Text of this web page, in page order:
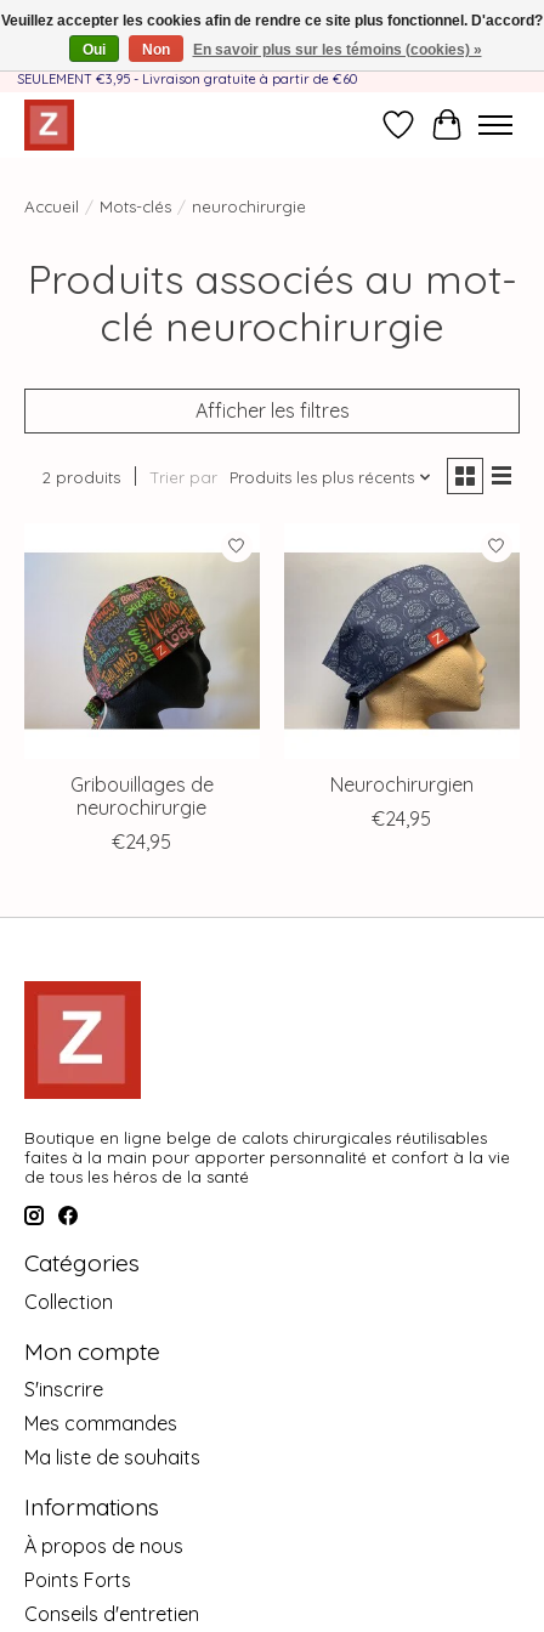
Fait à la main par une équipe mère-fille❤️ - Frais de livraison BE & NL
SEULEMENT €3,95 - Livraison gratuite à partir de €60
Liste dePanier
Accueil / Mots-clés / neurochirurgie
Produits associés au mot-
clé neurochirurgie
Afficher les filtres
2 produits Trier par Produits les plus récents
Gribouillages de
neurochirurgie
€24,95
Neurochirurgien
€24,95
Boutique en ligne belge de calots chirurgicales réutilisables
faites à la main pour apporter personnalité et confort à la vie
de tous les héros de la santé
Catégories
Collection
Mon compte
S'inscrire
Mes commandes
Ma liste de souhaits
Informations
À propos de nous
Points Forts
Conseils d'entretien
Veuillez accepter les cookies afin de rendre ce site plus fonctionnel. D'accord?
Oui
Non En savoir plus sur les témoins (cookies) »